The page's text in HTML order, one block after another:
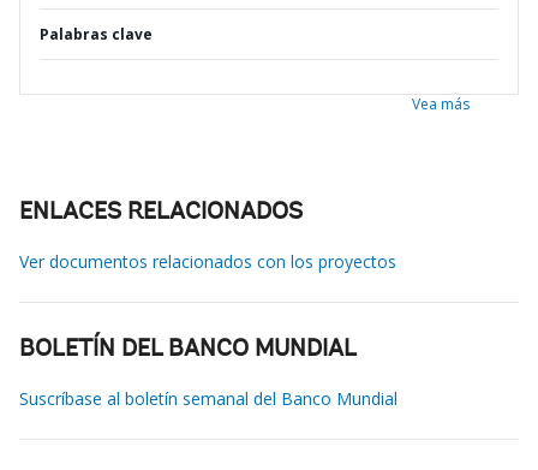
Palabras clave
Vea más
ENLACES RELACIONADOS
Ver documentos relacionados con los proyectos
BOLETÍN DEL BANCO MUNDIAL
Suscríbase al boletín semanal del Banco Mundial